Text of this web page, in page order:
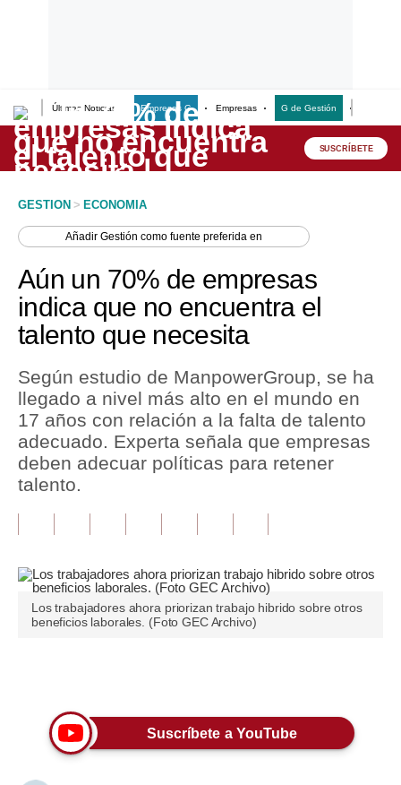
Últimas Noticias Empresas G Empresas G de Gestión
Lo último
Peru Quiosco
Economía
Mercados
Política
Tu Dinero
Finanzas Personales
Opinión
Editorial
Tendencias
Lujo
SUSCRÍBETE
GESTION > ECONOMIA
AñadirGestión como fuente preferida en
Aún un 70% de empresas
indica que no encuentra el
talento que necesita
Según estudio de ManpowerGroup, se ha
llegado a nivel más alto en el mundo en
17 años con relación a la falta de talento
adecuado. Experta señala que empresas
deben adecuar políticas para retener
talento.
Los trabajadores ahora priorizan trabajo hibrido sobre otros
beneficios laborales. (Foto GEC Archivo)
Suscríbete a YouTube